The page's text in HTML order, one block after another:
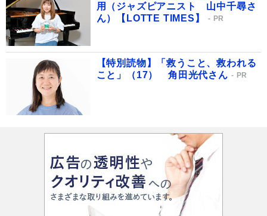
用（ジャズピアニスト 山中千尋さ
ん）【LOTTE TIMES】
PR
【特別読物】「救うこと、救われる
こと」（17） 角田光代さん
PR